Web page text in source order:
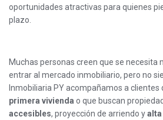
oportunidades atractivas para quienes
plazo.
Muchas personas creen que se necesita
entrar al mercado inmobiliario, pero no
Inmobiliaria PY acompañamos a
primera vivienda o que buscan
accesibles, proyección de arriendo yalta